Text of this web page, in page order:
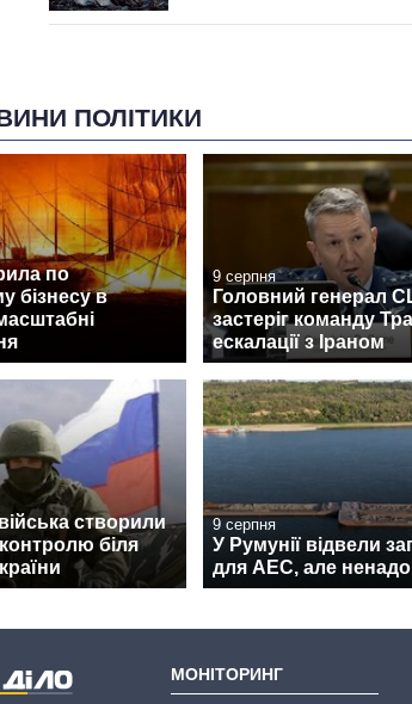
ПОЛІТИКИ
по
бізнесу в
9 серпня
Головний генерал
застеріг команду
ескалації з Іраном
створили
біля
9 серпня
У Румунії відвели
для АЕС, але
МОНІТОРИНГ